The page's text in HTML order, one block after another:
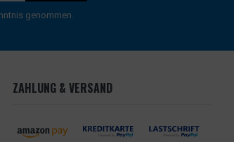
genommen.
ZAHLUNG & VERSAND